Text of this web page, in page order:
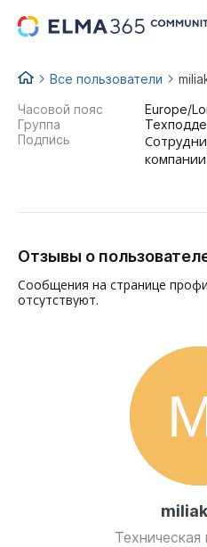
...
Все пользователи
Часовой пояс
Europe/
Группа
Подпись
Отзывы о
Сообщения на странице
отсутствуют.